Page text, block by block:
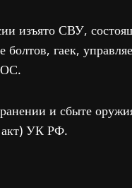
изъято СВУ,
гаек,
и сбыте
акт) УК РФ.